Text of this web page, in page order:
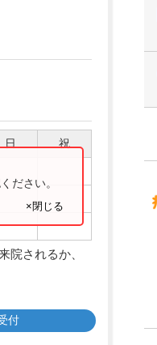
日 祝
ださい。
×閉じる
院されるか、
付